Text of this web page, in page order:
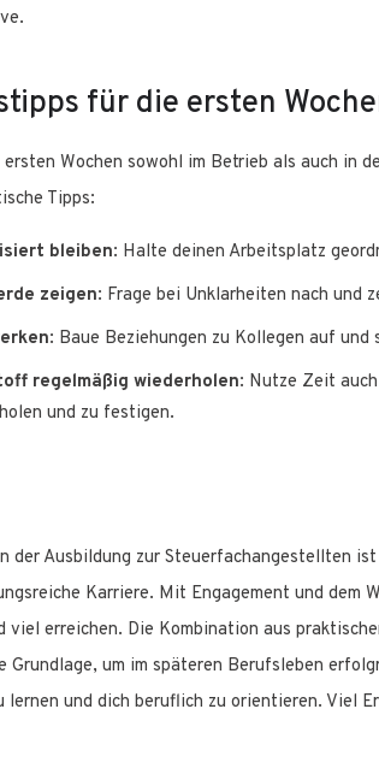
für die ersten
ersten Wochen sowohl im Betrieb als auch in
Tipps:
bleiben: Halte deinen Arbeitsplatz
zeigen: Frage bei Unklarheiten nach und
: Baue Beziehungen zu Kollegen auf
regelmäßig wiederholen: Nutze Zeit
und zu festigen.
der Ausbildung zur Steuerfachangestellten
Karriere. Mit Engagement und dem
viel erreichen. Die Kombination aus
Grundlage, um im späteren Berufsleben
lernen und dich beruflich zu orientieren. Viel